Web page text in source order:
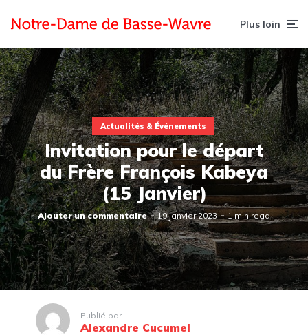
Plus loin
Actualités & Événements
Invitation pour le départ
du Frère François Kabeya
(15 Janvier)
Ajouter un commentaire 19 janvier 2023 1 min read
Publié par
Alexandre Cucumel